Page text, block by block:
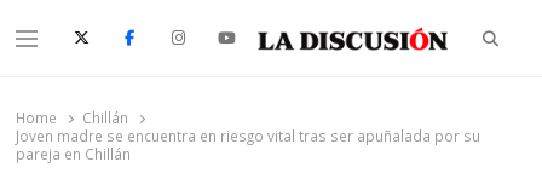
Menu
Home
Chillán
Joven madre se encuentra en riesgo vital tras ser apuñalada por su
pareja en Chillán